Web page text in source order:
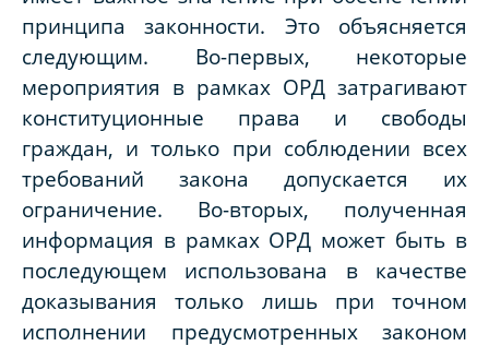
принципа законности. Это объясняется
следующим. Во-первых, некоторые
мероприятия в рамках ОРД затрагивают
конституционные права и свободы
граждан, и только при соблюдении всех
требований закона допускается их
ограничение. Во-вторых, полученная
информация в рамках ОРД может быть в
последующем использована в качестве
доказывания только лишь при точном
исполнении предусмотренных законом